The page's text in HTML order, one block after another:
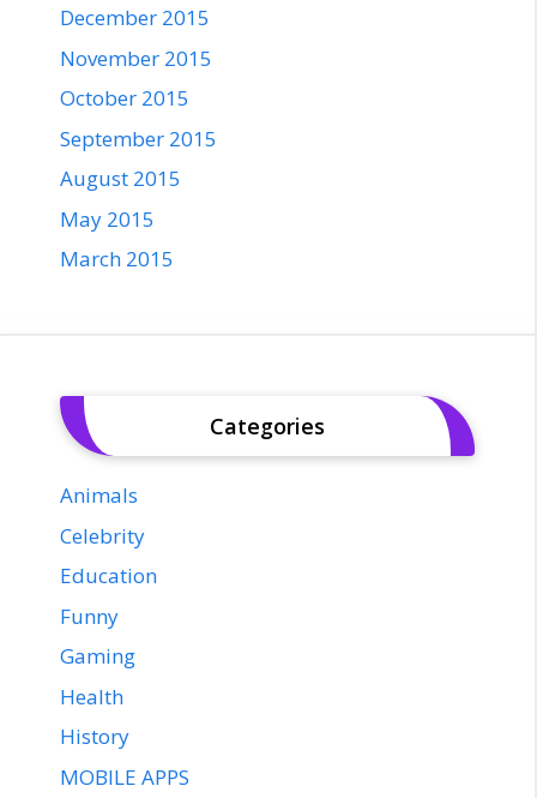
December 2015
November 2015
October 2015
September 2015
August 2015
May 2015
March 2015
Categories
Animals
Celebrity
Education
Funny
Gaming
Health
History
MOBILE APPS